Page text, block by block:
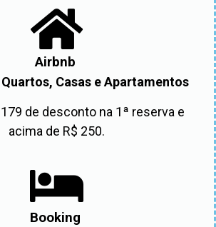
Airbnb
Casas e Apartamentos
de desconto na 1ª reserva e
acima de R$ 250.
Booking